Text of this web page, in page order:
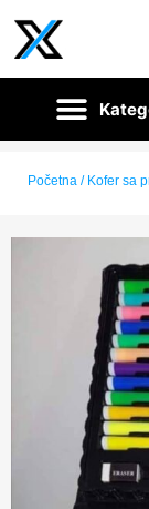
Početna / Kofer sa